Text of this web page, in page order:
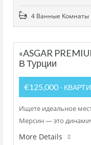
4 Bанные Kомнаты
«ASGAR
В Турции
€125,000 -
Ищете идеальное
Мерсин — это
More Details